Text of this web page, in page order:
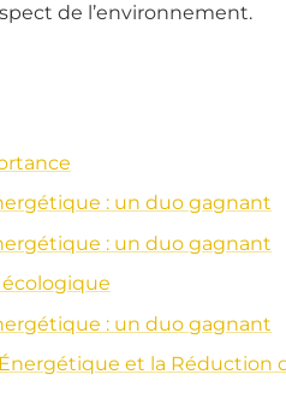
de l’environnement.
: un duo gagnant
: un duo gagnant
: un duo gagnant
et la Réduction